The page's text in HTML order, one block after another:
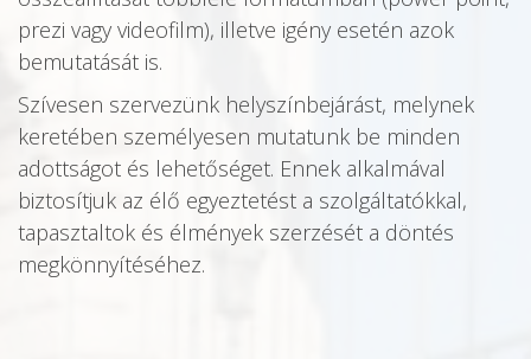
prezi vagy videofilm), illetve igény esetén azok
bemutatását is.
Szívesen szervezünk helyszínbejárást, melynek
keretében személyesen mutatunk be minden
adottságot és lehetőséget. Ennek alkalmával
biztosítjuk az élő egyeztetést a szolgáltatókkal,
tapasztaltok és élmények szerzését a döntés
megkönnyítéséhez.